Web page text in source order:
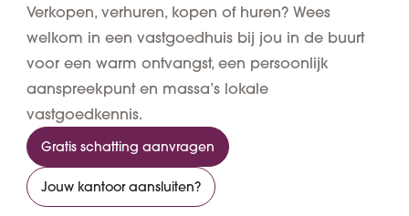
Verkopen, verhuren, kopen of huren? Wees
welkom in een vastgoedhuis bij jou in de buurt
voor een warm ontvangst, een persoonlijk
aanspreekpunt en massa’s lokale
vastgoedkennis.
Gratis schatting aanvragen
Jouw kantoor aansluiten?